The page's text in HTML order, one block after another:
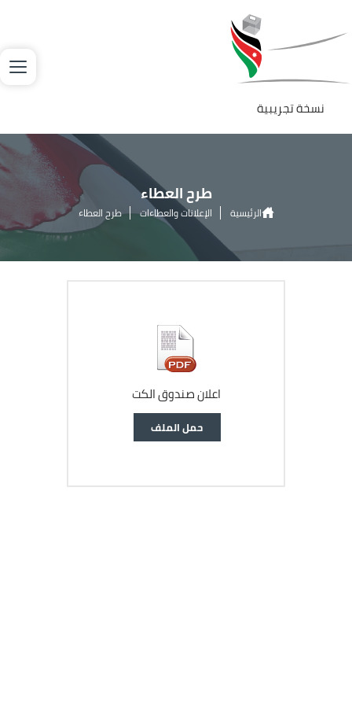
تجاوز إلى المحتوى الرئيسي
نسخة تجريبية
طرح العطاء
الرئيسية الإعلانات والعطاءات طرح العطاء
اعلان صندوق الكت
وثيقة
حمل الملف